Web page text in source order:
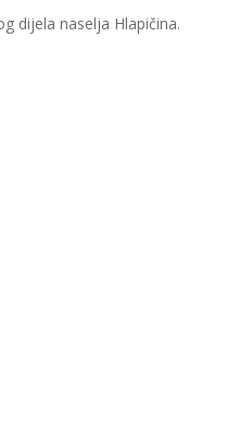
dijela naselja Hlapičina.